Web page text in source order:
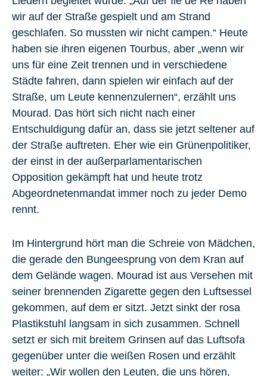
wir auf der Straße gespielt und am Strand
geschlafen. So mussten wir nicht campen.“ Heute
haben sie ihren eigenen Tourbus, aber „wenn wir
uns für eine Zeit trennen und in verschiedene
Städte fahren, dann spielen wir einfach auf der
Straße, um Leute kennenzulernen“, erzählt uns
Mourad. Das hört sich nicht nach einer
Entschuldigung dafür an, dass sie jetzt seltener auf
der Straße auftreten. Eher wie ein Grünenpolitiker,
der einst in der außerparlamentarischen
Opposition gekämpft hat und heute trotz
Abgeordnetenmandat immer noch zu jeder Demo
rennt.
Im Hintergrund hört man die Schreie von Mädchen,
die gerade den Bungeesprung von dem Kran auf
dem Gelände wagen. Mourad ist aus Versehen mit
seiner brennenden Zigarette gegen den Luftsessel
gekommen, auf dem er sitzt. Jetzt sinkt der rosa
Plastikstuhl langsam in sich zusammen. Schnell
setzt er sich mit breitem Grinsen auf das Luftsofa
gegenüber unter die weißen Rosen und erzählt
weiter: „Wir wollen den Leuten, die uns hören,